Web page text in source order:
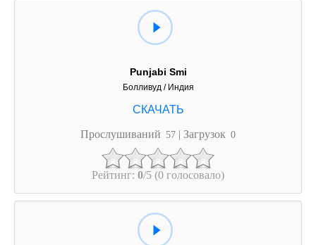
Punjabi Smi
Болливуд / Индия
Прослушиваний 57 | Загрузок 0
Рейтинг: 0/5 (0 голосовало)